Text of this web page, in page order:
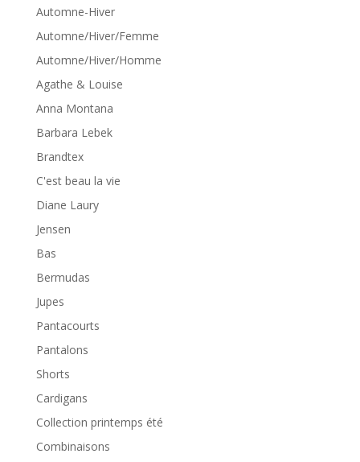
Automne-Hiver
Automne/Hiver/Femme
Automne/Hiver/Homme
Agathe & Louise
Anna Montana
Barbara Lebek
Brandtex
C'est beau la vie
Diane Laury
Jensen
Bas
Bermudas
Jupes
Pantacourts
Pantalons
Shorts
Cardigans
Collection printemps été
Combinaisons